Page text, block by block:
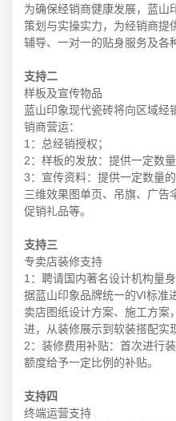
为确保经销商健康发展，蓝山
策划与实操实力，为经销商提
辅导、一对一的贴身服务及各
支持二
样板及宣传物品
蓝山印象现代瓷砖将向区域经
销商营运：
1：总经销授权；
2：样板的发放：提供一定数
3：宣传资料：提供一定数量
三维效果图单页、吊旗、广告
促销礼品等。
支持三
专卖店装修支持
1：聘请国内著名设计机构量
据蓝山印象品牌统一的VI标准
卖店图纸设计方案、施工方案
进，从装修展示到软装搭配实
2：装修费用补贴：首次进行
额度给予一定比例的补贴。
支持四
终端运营支持